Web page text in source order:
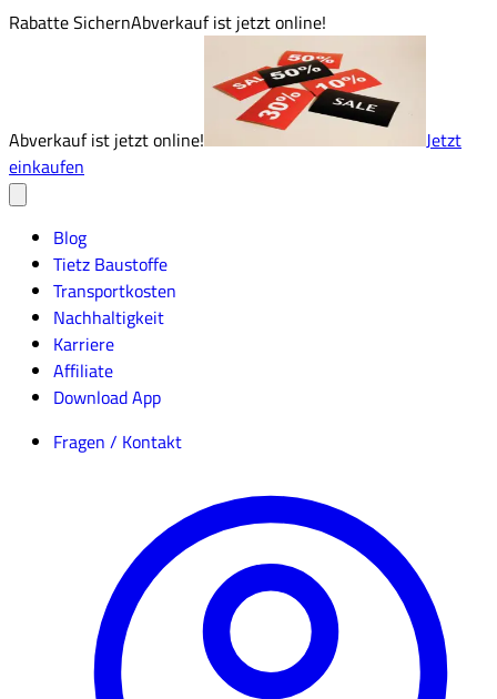
Rabatte SichernAbverkauf ist jetzt online!
Abverkauf ist jetzt online!
Jetzt
einkaufen
Blog
Tietz Baustoffe
Transportkosten
Nachhaltigkeit
Karriere
Affiliate
Download App
Fragen / Kontakt